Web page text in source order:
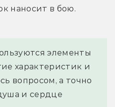
наносит в бою.
элементы
характеристик и
вопросом, а точно
и сердце